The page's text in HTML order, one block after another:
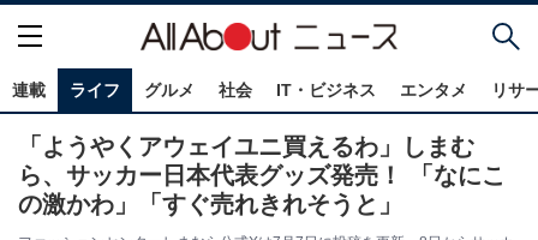
連載 ライフ グルメ 社会 IT・ビジネス エンタメ リサ
「ようやくアウェイユニ買えるわ」しまむ
ら、サッカー日本代表グッズ発売！ 「なにこ
の激かわ」「すぐ売れきれそうと」